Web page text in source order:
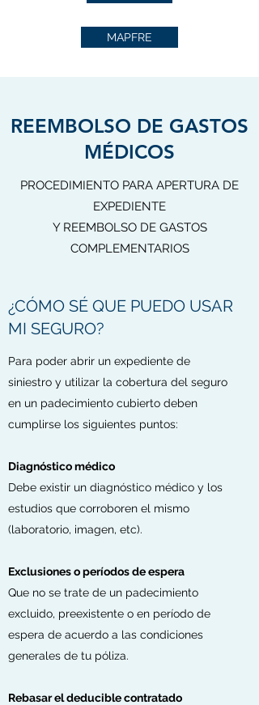
MAPFRE
REEMBOLSO DE GASTOS
MÉDICOS
PROCEDIMIENTO PARA APERTURA DE
EXPEDIENTE
Y REEMBOLSO DE GASTOS
COMPLEMENTARIOS
¿CÓMO SÉ QUE PUEDO USAR
MI SEGURO?
Para poder abrir un expediente de
siniestro y utilizar la cobertura del seguro
en un padecimiento cubierto deben
cumplirse los siguientes puntos:
Diagnóstico médico
Debe existir un diagnóstico médico y los
estudios que corroboren el mismo
(laboratorio, imagen, etc).
Exclusiones o períodos de espera
Que no se trate de un padecimiento
excluido, preexistente o en período de
espera de acuerdo a las condiciones
generales de tu póliza.
Rebasar el deducible contratado